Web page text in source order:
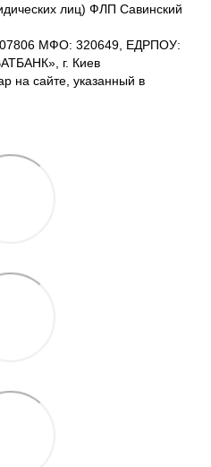
лиц) ФЛП Савинский
МФО: 320649, ЕДРПОУ:
г. Киев
на сайте, указанный в